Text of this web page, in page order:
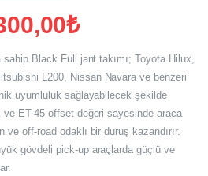
₺
sahip Black Full jant takımı; Toyota Hilux,
L200, Nissan Navara ve benzeri
uyumluluk sağlayabilecek şekilde
ve ET-45 offset değeri sayesinde araca
off-road odaklı bir duruş kazandırır.
gövdeli pick-up araçlarda güçlü ve